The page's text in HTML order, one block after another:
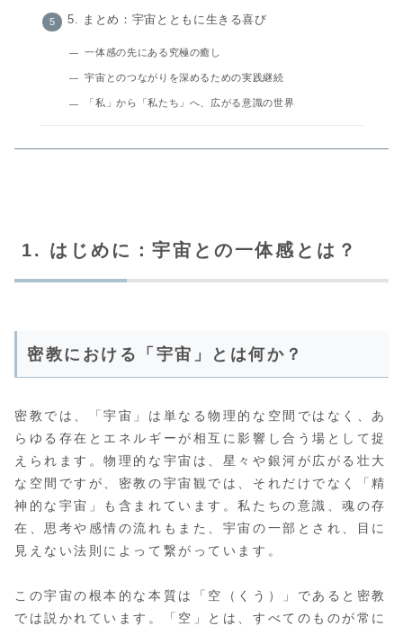
5. まとめ：宇宙とともに生きる喜び
一体感の先にある究極の癒し
宇宙とのつながりを深めるための実践継続
「私」から「私たち」へ、広がる意識の世界
1. はじめに：宇宙との一体感とは？
密教における「宇宙」とは何か？
密教では、「宇宙」は単なる物理的な空間ではなく、あ
らゆる存在とエネルギーが相互に影響し合う場として捉
えられます。物理的な宇宙は、星々や銀河が広がる壮大
な空間ですが、密教の宇宙観では、それだけでなく「精
神的な宇宙」も含まれています。私たちの意識、魂の存
在、思考や感情の流れもまた、宇宙の一部とされ、目に
見えない法則によって繋がっています。
この宇宙の根本的な本質は「空（くう）」であると密教
では説かれています。「空」とは、すべてのものが常に